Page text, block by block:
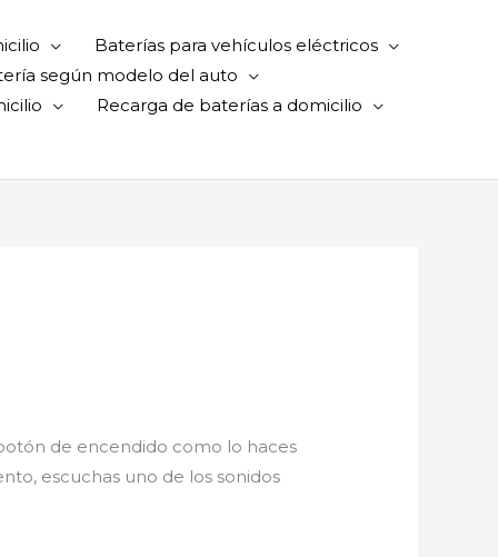
Baterías para vehículos eléctricos
según modelo del auto
Recarga de baterías a domicilio
de encendido como lo haces
escuchas uno de los sonidos